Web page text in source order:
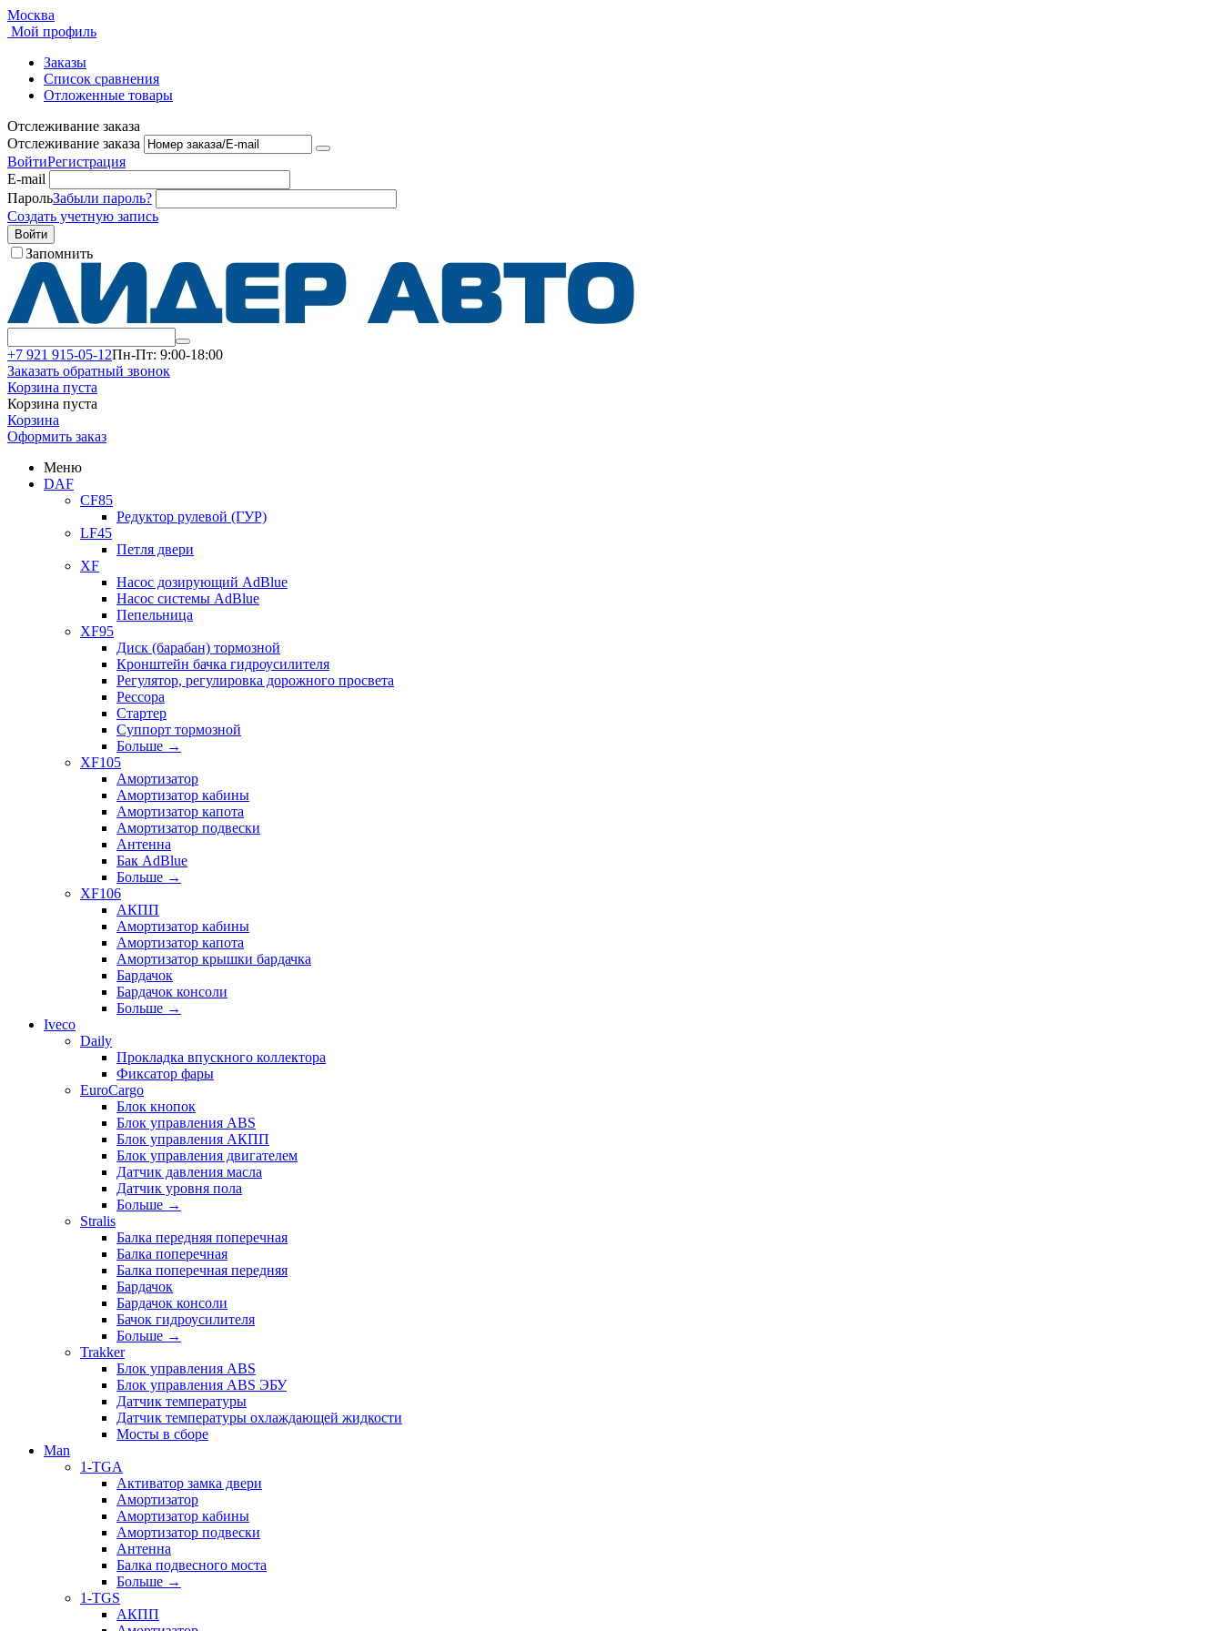
Москва
Мой профиль
Заказы
Список сравнения
Отложенные товары
Отслеживание заказа
Отслеживание заказа
ВойтиРегистрация
E-mail
ПарольЗабыли пароль?
Создать учетную запись
Войти
Запомнить
+7 921 915-05-12Пн-Пт: 9:00-18:00
Заказать обратный звонок
Корзина пуста
Корзина пуста
Корзина
Оформить заказ
Меню
DAF
CF85
Редуктор рулевой (ГУР)
LF45
Петля двери
XF
Насос дозирующий AdBlue
Насос системы AdBlue
Пепельница
XF95
Диск (барабан) тормозной
Кронштейн бачка гидроусилителя
Регулятор, регулировка дорожного просвета
Рессора
Стартер
Суппорт тормозной
Больше →
XF105
Амортизатор
Амортизатор кабины
Амортизатор капота
Амортизатор подвески
Антенна
Бак AdBlue
Больше →
XF106
АКПП
Амортизатор кабины
Амортизатор капота
Амортизатор крышки бардачка
Бардачок
Бардачок консоли
Больше →
Iveco
Daily
Прокладка впускного коллектора
Фиксатор фары
EuroCargo
Блок кнопок
Блок управления ABS
Блок управления АКПП
Блок управления двигателем
Датчик давления масла
Датчик уровня пола
Больше →
Stralis
Балка передняя поперечная
Балка поперечная
Балка поперечная передняя
Бардачок
Бардачок консоли
Бачок гидроусилителя
Больше →
Trakker
Блок управления ABS
Блок управления ABS ЭБУ
Датчик температуры
Датчик температуры охлаждающей жидкости
Мосты в сборе
Man
1-TGA
Активатор замка двери
Амортизатор
Амортизатор кабины
Амортизатор подвески
Антенна
Балка подвесного моста
Больше →
1-TGS
АКПП